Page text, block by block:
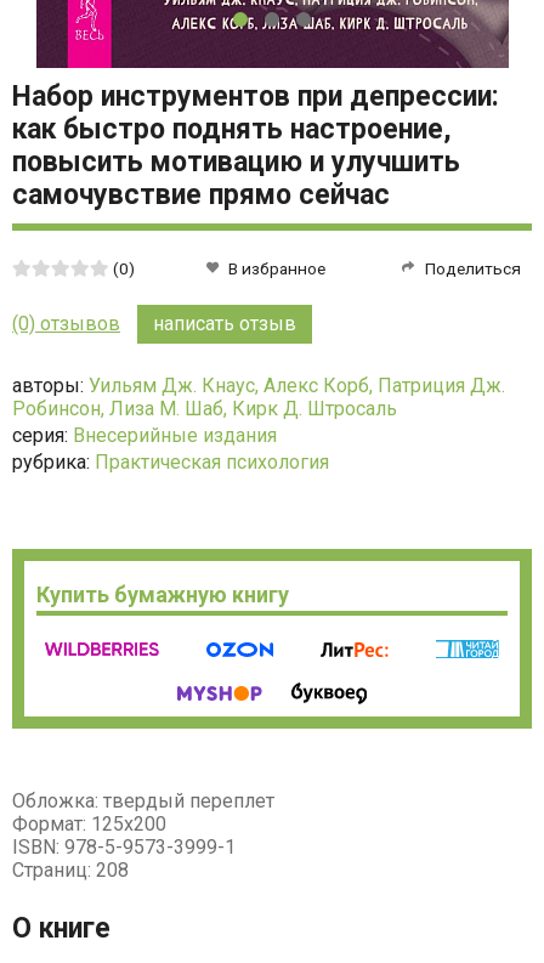
Набор инструментов при депрессии:
как быстро поднять настроение,
повысить мотивацию и улучшить
самочувствие прямо сейчас
Средняя
из
(0) В избранное Поделиться
(0) отзывов написать отзыв
авторы: Уильям Дж. Кнаус, Алекс Корб, Патриция Дж.
Робинсон, Лиза М. Шаб, Кирк Д. Штросаль
серия: Внесерийные издания
рубрика: Практическая психология
Купить бумажную книгу
Обложка: твердый переплет
Формат: 125х200
ISBN: 978-5-9573-3999-1
Страниц: 208
О книге